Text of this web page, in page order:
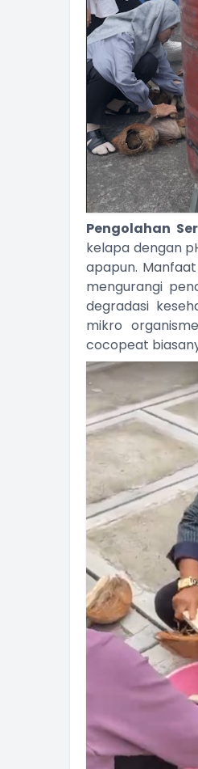
Pengolahan
kelapa dengan
apapun.
mengurangi
degradasi
mikro
cocopeat